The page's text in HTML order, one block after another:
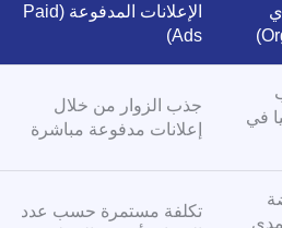
الإعلانات المدفوعة (Paid
Ads)
في
جذب الزوار من خلال
إعلانات مدفوعة مباشرة
تكلفة مستمرة حسب عدد